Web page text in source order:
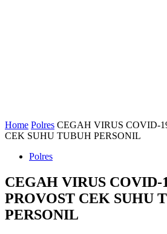
Home Polres CEGAH VIRUS COVID-
CEK SUHU TUBUH PERSONIL
Polres
CEGAH VIRUS
PROVOST CEK SUHU
PERSONIL